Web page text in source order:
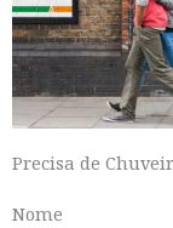
Precisa de
Nome